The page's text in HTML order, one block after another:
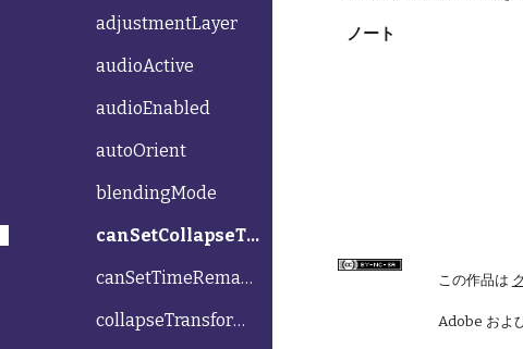
adjustmentLayer
audioActive
audioEnabled
autoOrient
blendingMode
canSetCollapseTransformation
canSetTimeRemapEnabled
collapseTransformation
ノート
この作品は
Adobe およ